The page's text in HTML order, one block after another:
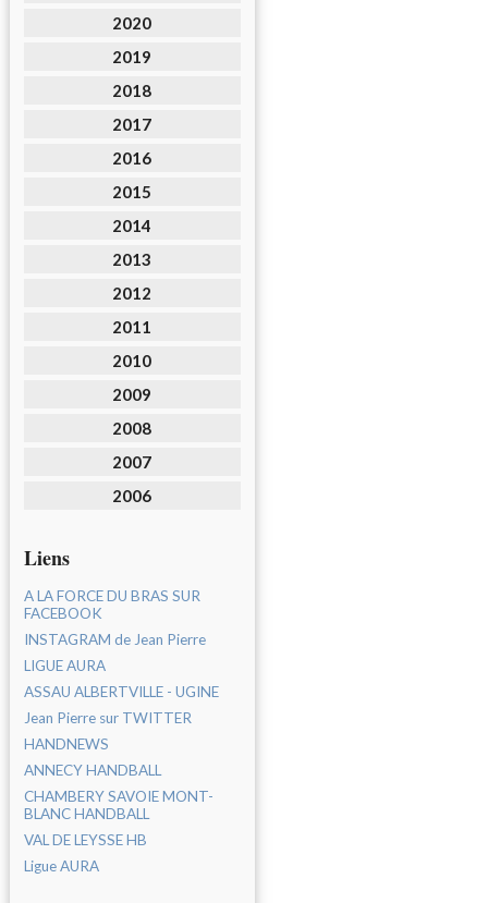
2020
2019
2018
2017
2016
2015
2014
2013
2012
2011
2010
2009
2008
2007
2006
Liens
A LA FORCE DU BRAS SUR
FACEBOOK
INSTAGRAM de Jean Pierre
LIGUE AURA
ASSAU ALBERTVILLE - UGINE
Jean Pierre sur TWITTER
HANDNEWS
ANNECY HANDBALL
CHAMBERY SAVOIE MONT-
BLANC HANDBALL
VAL DE LEYSSE HB
Ligue AURA